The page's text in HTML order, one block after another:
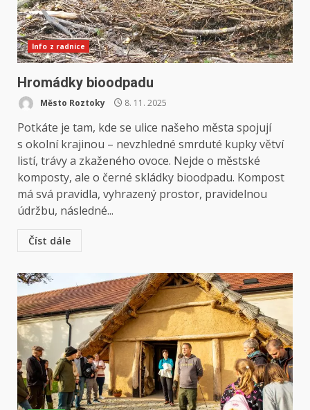
Info z radnice
Hromádky bioodpadu
Město Roztoky 8. 11. 2025
Potkáte je tam, kde se ulice našeho města spojují
s okolní krajinou – nevzhledné smrduté kupky větví
listí, trávy a zkaženého ovoce. Nejde o městské
komposty, ale o černé skládky bioodpadu. Kompost
má svá pravidla, vyhrazený prostor, pravidelnou
údržbu, následné...
Číst dále